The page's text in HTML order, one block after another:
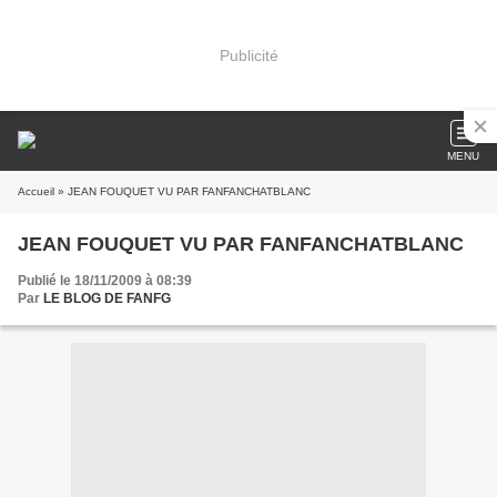
Publicité
MENU
Accueil » JEAN FOUQUET VU PAR FANFANCHATBLANC
JEAN FOUQUET VU PAR FANFANCHATBLANC
Publié le 18/11/2009 à 08:39
Par LE BLOG DE FANFG